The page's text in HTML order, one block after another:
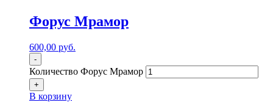
Форус Мрамор
600,00 руб.
-
Количество Форус Мрамор
+
В корзину